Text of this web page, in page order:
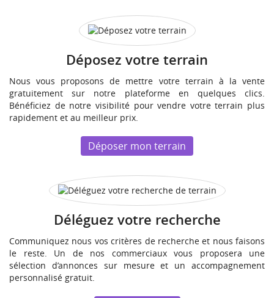
Déposez votre terrain
Nous vous proposons de mettre votre terrain à la vente
gratuitement sur notre plateforme en quelques clics.
Bénéficiez de notre visibilité pour vendre votre terrain plus
rapidement et au meilleur prix.
Déposer mon terrain
Déléguez votre recherche
Communiquez nous vos critères de recherche et nous faisons
le reste. Un de nos commerciaux vous proposera une
sélection d’annonces sur mesure et un accompagnement
personnalisé gratuit.